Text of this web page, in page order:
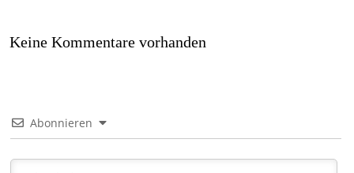
Keine Kommentare vorhanden
Abonnieren